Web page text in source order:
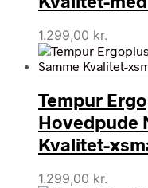
1.299,00 kr.
Tempur
Hovedpude
Kvalitet-
1.299,00 kr.